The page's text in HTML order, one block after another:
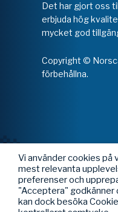
Det har gjort oss
erbjuda hög
mycket god
Copyright ©
förbehållna.
Vi använder cookies på
mest relevanta
preferenser och
"Acceptera" godkänner
kan dock besöka